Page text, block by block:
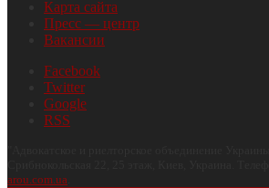
Карта сайта
Пресс — центр
Вакансии
Facebook
Twitter
Google
RSS
arou.com.ua